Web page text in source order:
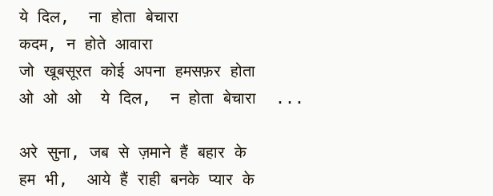
ये दिल,  ना होता बेचारा
कदम, न होते आवारा
जो खूबसूरत कोई अपना हमसफ़र होता
ओ ओ ओ  ये दिल,  न होता बेचारा  ...
अरे सुना, जब से ज़माने हैं बहार के
हम भी,  आये हैं राही बनके प्यार के